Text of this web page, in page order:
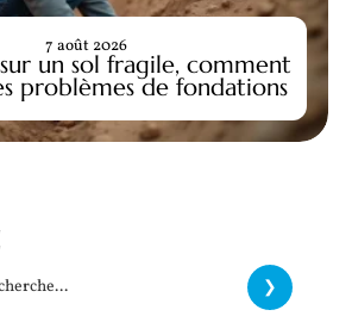
un sol fragile, comment
problèmes de fondations
7 août 2026